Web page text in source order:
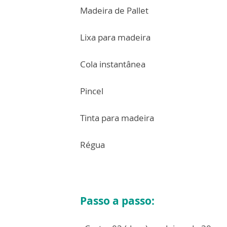
Madeira de Pallet
Lixa para madeira
Cola instantânea
Pincel
Tinta para madeira
Régua
Passo a passo: